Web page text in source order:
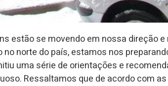
estão se movendo em nossa direção e
norte do país, estamos nos
uma série de orientações e
Ressaltamos que de acordo com